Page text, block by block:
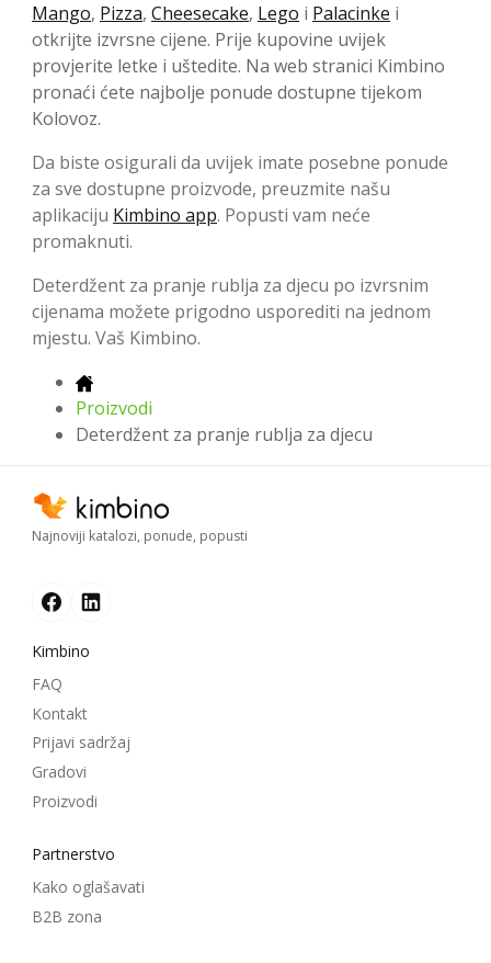
Mango, Pizza, Cheesecake, Lego i Palacinke i
otkrijte izvrsne cijene. Prije kupovine uvijek
provjerite letke i uštedite. Na web stranici Kimbino
pronaći ćete najbolje ponude dostupne tijekom
Kolovoz.
Da biste osigurali da uvijek imate posebne ponude
za sve dostupne proizvode, preuzmite našu
aplikaciju Kimbino app. Popusti vam neće
promaknuti.
Deterdžent za pranje rublja za djecu po izvrsnim
cijenama možete prigodno usporediti na jednom
mjestu. Vaš Kimbino.
Proizvodi
Deterdžent za pranje rublja za djecu
Najnoviji katalozi, ponude, popusti
Kimbino
FAQ
Kontakt
Prijavi sadržaj
Gradovi
Proizvodi
Partnerstvo
Kako oglašavati
B2B zona